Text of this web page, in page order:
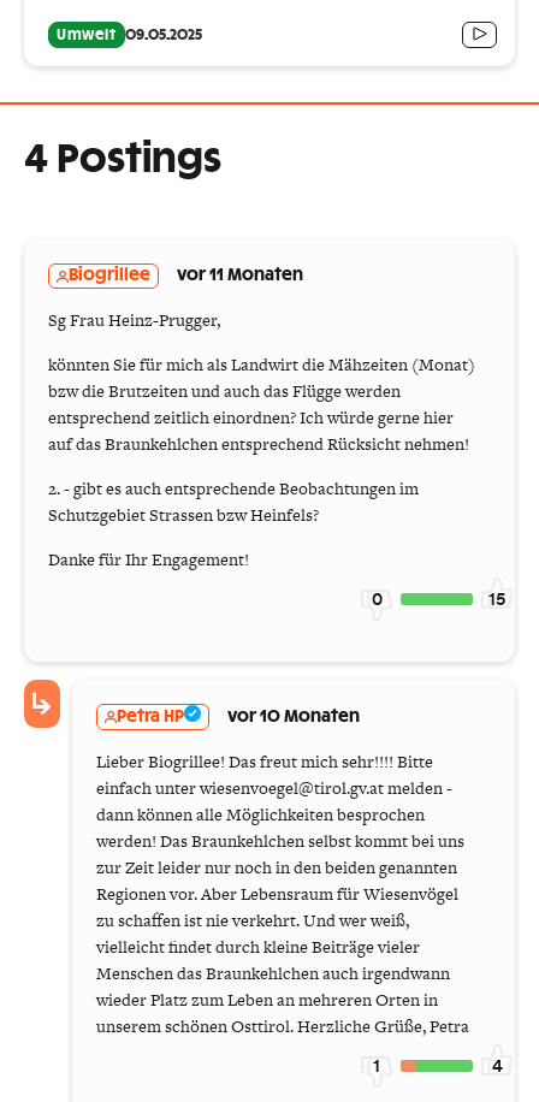
Umwelt 09.05.2025
4 Postings
Biogrillee vor 11 Monaten
Sg Frau Heinz-Prugger,
könnten Sie für mich als Landwirt die Mähzeiten (Monat)
bzw die Brutzeiten und auch das Flügge werden
entsprechend zeitlich einordnen? Ich würde gerne hier
auf das Braunkehlchen entsprechend Rücksicht nehmen!
2. - gibt es auch entsprechende Beobachtungen im
Schutzgebiet Strassen bzw Heinfels?
Danke für Ihr Engagement!
0 15
Petra HP vor 10 Monaten
Lieber Biogrillee! Das freut mich sehr!!!! Bitte
einfach unter wiesenvoegel@tirol.gv.at melden -
dann können alle Möglichkeiten besprochen
werden! Das Braunkehlchen selbst kommt bei uns
zur Zeit leider nur noch in den beiden genannten
Regionen vor. Aber Lebensraum für Wiesenvögel
zu schaffen ist nie verkehrt. Und wer weiß,
vielleicht findet durch kleine Beiträge vieler
Menschen das Braunkehlchen auch irgendwann
wieder Platz zum Leben an mehreren Orten in
unserem schönen Osttirol. Herzliche Grüße, Petra
1 4